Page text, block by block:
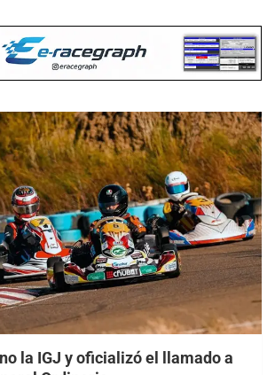
la IGJ y oficializó el llamado a